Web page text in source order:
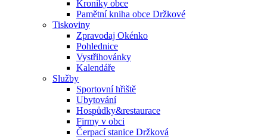
Kroniky obce
Pamětní kniha obce Držkové
Tiskoviny
Zpravodaj Okénko
Pohlednice
Vystřihovánky
Kalendáře
Služby
Sportovní hřiště
Ubytování
Hospůdky&restaurace
Firmy v obci
Čerpací stanice Držková